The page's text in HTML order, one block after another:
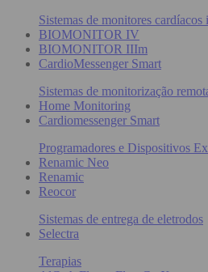
Sistemas de monitores
BIOMONITOR IV
BIOMONITOR IIIm
CardioMessenger Smart
Sistemas de monitorização
Home Monitoring
Cardiomessenger Smart
Programadores e Dispositivos
Renamic Neo
Renamic
Reocor
Sistemas de entrega de eletrodos
Selectra
Terapias